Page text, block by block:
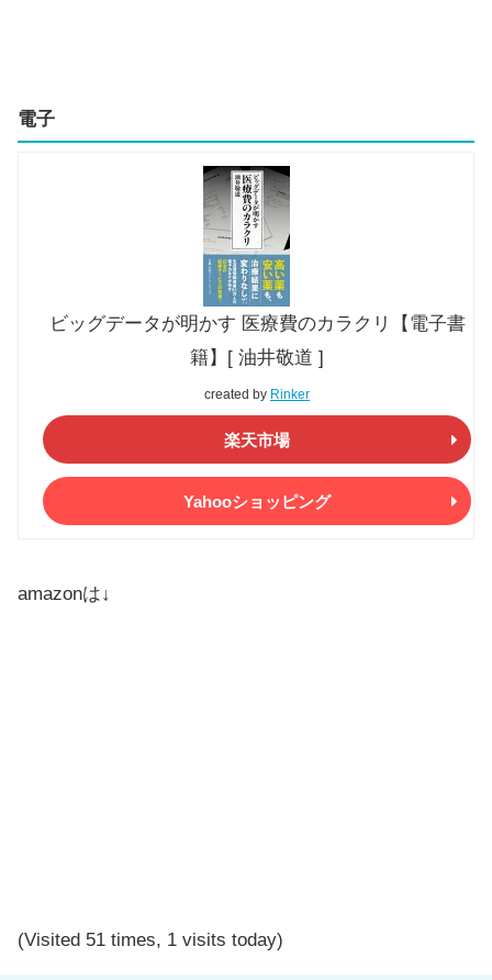
電子
ビッグデータが明かす 医療費のカラクリ【電子書
籍】[ 油井敬道 ]
created by Rinker
楽天市場
Yahooショッピング
amazonは↓
(Visited 51 times, 1 visits today)